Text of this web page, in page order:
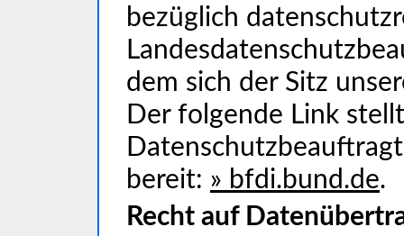
bezüglich
dem sich der Sitz
Der folgende Link
bereit: » bfdi.bund.de.
Recht auf